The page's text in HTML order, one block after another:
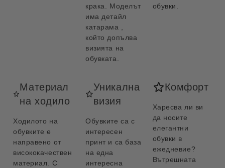
крака. Моделът
има детайл
катарама ,
който допълва
визията на
обувката.
обувки.
Материал
на ходило
Ходилото на
обувките е
направено от
висококачествен
материал. С
Уникална
визия
Обувките са с
интересен
принт и са база
на една
интересна
Комфорт
Харесва ли ви
да носите
елегантни
обувки в
ежедневие?
Вътрешната